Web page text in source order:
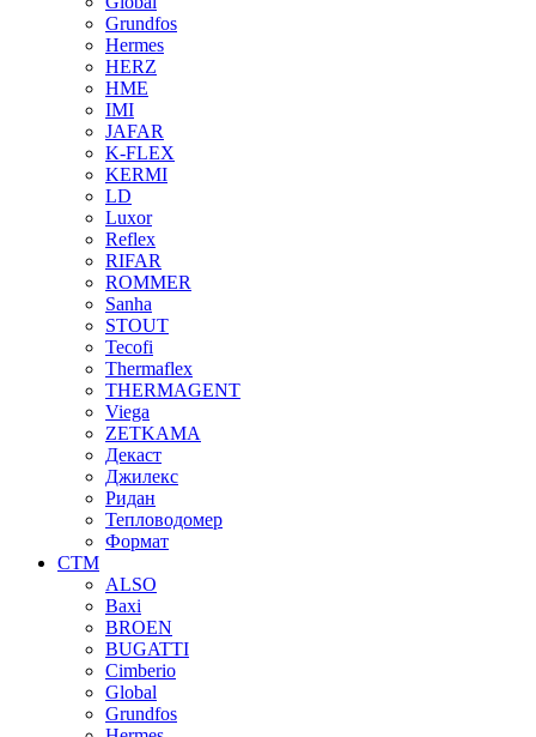
Grundfos
Hermes
HERZ
HME
IMI
JAFAR
K-FLEX
KERMI
LD
Luxor
Reflex
RIFAR
ROMMER
Sanha
STOUT
Tecofi
Thermaflex
THERMAGENT
Viega
ZETKAMA
Декаст
Джилекс
Ридан
Тепловодомер
Формат
СТМ
ALSO
Baxi
BROEN
BUGATTI
Cimberio
Global
Grundfos